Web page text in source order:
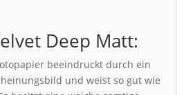
Deep Matt:
beeindruckt durch ein
und weist so gut wie